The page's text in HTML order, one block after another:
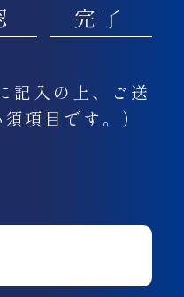
完了
記入の上、ご送
項目です。）